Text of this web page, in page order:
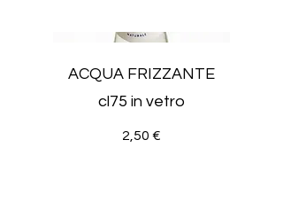
ACQUA FRIZZANTE
cl75 in vetro
2,50 €